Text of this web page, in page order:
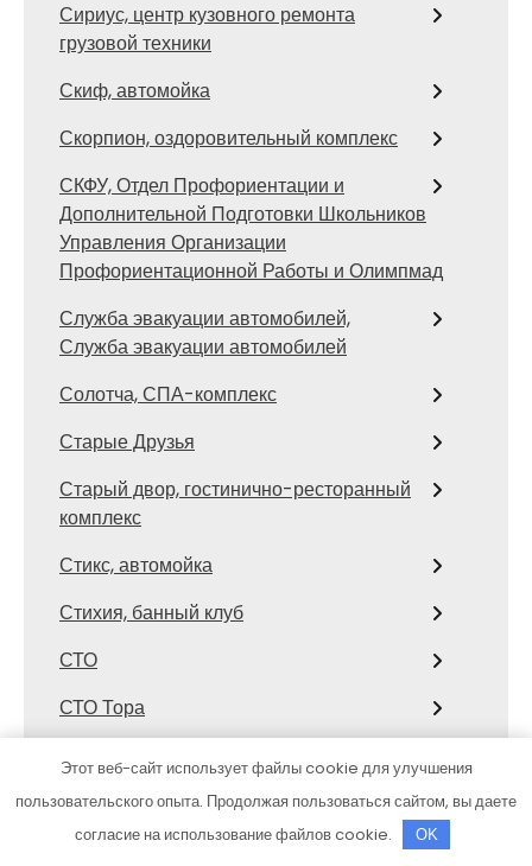
Сириус, центр кузовного ремонта
грузовой техники
Скиф, автомойка
Скорпион, оздоровительный комплекс
СКФУ, Отдел Профориентации и
Дополнительной Подготовки Школьников
Управления Организации
Профориентационной Работы и Олимпмад
Служба эвакуации автомобилей,
Служба эвакуации автомобилей
Солотча, СПА-комплекс
Старые Друзья
Старый двор, гостинично-ресторанный
комплекс
Стикс, автомойка
Стихия, банный клуб
СТО
СТО Тора
Столярка 22, производственно-
торговая компания
Сфинкс, автомоечный комплекс
Этот веб-сайт использует файлы cookie для улучшения
пользовательского опыта. Продолжая пользоваться сайтом, вы даете
согласие на использование файлов cookie.
OK